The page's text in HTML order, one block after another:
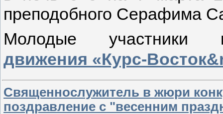
преподобного Серафима
Молодые участники
движения «Курс-
Священнослужитель в жюри
поздравление с "весенним